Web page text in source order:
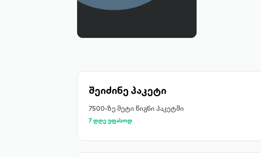
შეიძინე პაკეტი
7500-ზე მეტი წიგნი პაკეტში
7 დღე უფასოდ